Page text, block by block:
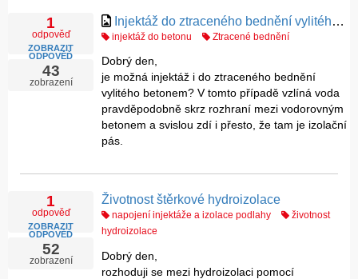
zájem o naši poradenskou činnost nás utvrzuje v tom,
že námi poskytované informace jsou prospěšné.
V neposlední řadě je třeba upozornit, že námi
poskytované bezplatné poradenství nemá právně
závaznou záruku pro vlastnosti a vhodnost
navrhovaných technologií a jejich postupů,
navrhovaných materiálů pro konkrétní účely apod.
pro jiné účely a jiným způsobem, než je popsáno
zejména v technických a bezpečnostních listech
konkrétních produktů. Při používání našich výrobků je
nutno dodržovat platná zákonná nařízení a předpisy.
1
odpověď
ZOBRAZIT
ODPOVĚĎ
43
zobrazení
Injektáž do ztraceného bednění vylitého betonem
injektáž do betonu Ztracené bednění
Dobrý den,
je možná injektáž i do ztraceného bednění
vylitého betonem? V tomto případě vzlíná voda
pravděpodobně skrz rozhraní mezi vodorovným
betonem a svislou zdí i přesto, že tam je izolační
pás.
1
odpověď
ZOBRAZIT
ODPOVĚĎ
52
zobrazení
Životnost štěrkové hydroizolace
napojení injektáže a izolace podlahy
životnost
hydroizolace
Dobrý den,
rozhoduji se mezi hydroizolaci pomocí